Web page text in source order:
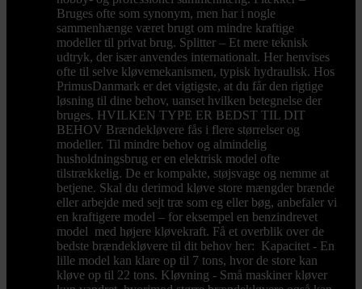
Bruges ofte som synonym, men har i nogle
sammenhænge været brugt om mindre kraftige
modeller til privat brug. Splitter – Et mere teknisk
udtryk, der især anvendes internationalt. Her henvises
ofte til selve kløvemekanismen, typisk hydraulisk. Hos
PrimusDanmark er det vigtigste, at du får den rigtige
løsning til dine behov, uanset hvilken betegnelse der
bruges. HVILKEN TYPE ER BEDST TIL DIT
BEHOV Brændekløvere fås i flere størrelser og
modeller. Til mindre behov og almindelig
husholdningsbrug er en elektrisk model ofte
tilstrækkelig. De er kompakte, støjsvage og nemme at
betjene. Skal du derimod kløve store mængder brænde
eller arbejde med sejt træ som eg eller bøg, anbefaler vi
en kraftigere model – for eksempel en benzindrevet
model med højere kløvekraft. Få et overblik over de
bedste brændekløvere til dit behov her: Kapacitet - En
lille model kan klare op til 7 tons, hvor de store kan
kløve op til 22 tons. Kløvning - Små maskiner kløver